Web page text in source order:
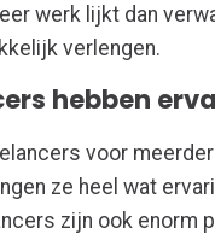
werk lijkt dan
verlengen.
hebben
voor
ze heel wat
zijn ook enorm